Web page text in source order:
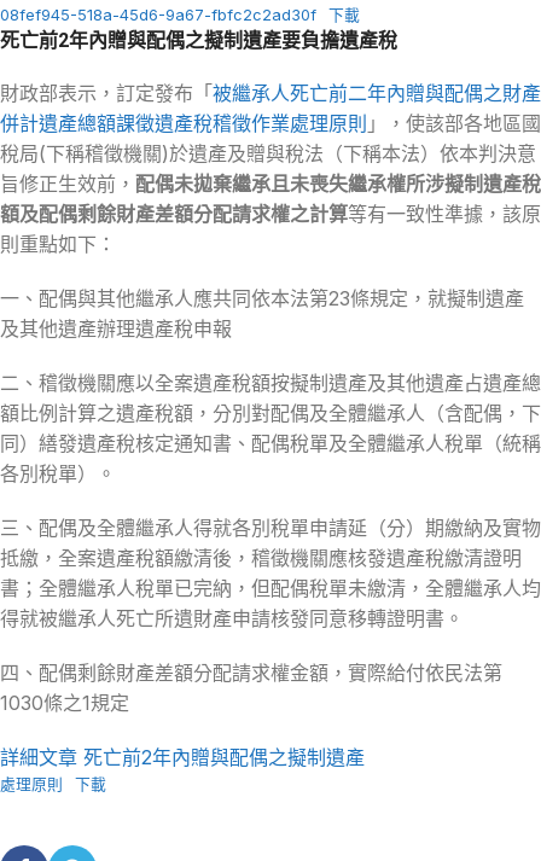
08fef945-518a-45d6-9a67-fbfc2c2ad30f 下載
死亡前2年內贈與配偶之擬制遺產要負擔遺產稅
財政部表示，訂定發布「被繼承人死亡前二年內贈與配偶之財產
併計遺產總額課徵遺產稅稽徵作業處理原則 」，使該部各地區國
稅局(下稱稽徵機關)於遺產及贈與稅法（下稱本法）依本判決意
旨修正生效前， 配偶未拋棄繼承且未喪失繼承權所涉擬制遺產稅
額及配偶剩餘財產差額分配請求權之計算等有一致性準據，該原
則重點如下：
一、配偶與其他繼承人應共同依本法第23條規定，就擬制遺產
及其他遺產辦理遺產稅申報
二、稽徵機關應以全案遺產稅額按擬制遺產及其他遺產占遺產總
額比例計算之遺產稅額，分別對配偶及全體繼承人（含配偶，下
同）繕發遺產稅核定通知書、配偶稅單及全體繼承人稅單（統稱
各別稅單）。
三、配偶及全體繼承人得就各別稅單申請延（分）期繳納及實物
抵繳，全案遺產稅額繳清後，稽徵機關應核發遺產稅繳清證明
書；全體繼承人稅單已完納，但配偶稅單未繳清，全體繼承人均
得就被繼承人死亡所遺財產申請核發同意移轉證明書。
四、配偶剩餘財產差額分配請求權金額，實際給付依民法第
1030條之1規定
詳細文章 死亡前2年內贈與配偶之擬制遺產
處理原則 下載